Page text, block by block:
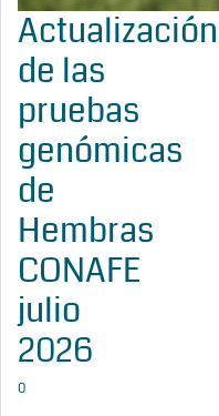
Actualización
de las
pruebas
genómicas
de
Hembras
CONAFE
julio
2026
0